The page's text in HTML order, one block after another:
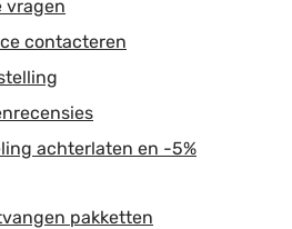
vragen
contacteren
achterlaten en -5%
pakketten